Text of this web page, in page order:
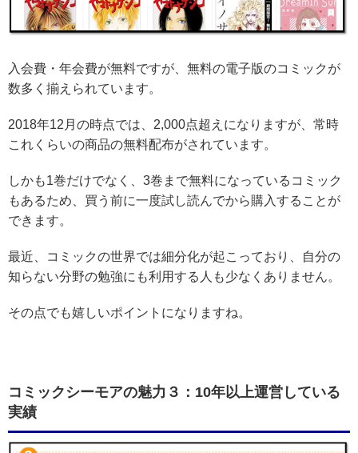
入会費・年会費が無料ですが、無料の電子版のコミックが
数多く揃えられています。
2018年12月の時点では、2,000点超えになりますが、常時
これくらいの商品の無料配布がされています。
しかも1巻だけでなく、3巻まで無料になっているコミック
もあるため、買う前に一度試し読んでから購入することが
できます。
最近、コミックの世界では細分化が起こっており、自分の
知らない分野の勉強にも利用する人も少なくありません。
その点でも嬉しいポイントになりますね。
コミックシーモアの魅力３：10年以上運営している
実績